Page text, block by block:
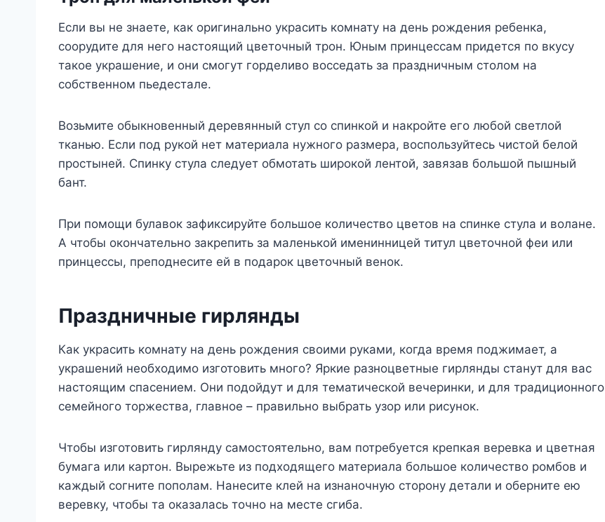
Если вы не знаете, как оригинально украсить комнату на день рождения ребенка,
соорудите для него настоящий цветочный трон. Юным принцессам придется по вкусу
такое украшение, и они смогут горделиво восседать за праздничным столом на
собственном пьедестале.
Возьмите обыкновенный деревянный стул со спинкой и накройте его любой светлой
тканью. Если под рукой нет материала нужного размера, воспользуйтесь чистой белой
простыней. Спинку стула следует обмотать широкой лентой, завязав большой пышный
бант.
При помощи булавок зафиксируйте большое количество цветов на спинке стула и волане.
А чтобы окончательно закрепить за маленькой именинницей титул цветочной феи или
принцессы, преподнесите ей в подарок цветочный венок.
Праздничные гирлянды
Как украсить комнату на день рождения своими руками, когда время поджимает, а
украшений необходимо изготовить много? Яркие разноцветные гирлянды станут для вас
настоящим спасением. Они подойдут и для тематической вечеринки, и для традиционного
семейного торжества, главное – правильно выбрать узор или рисунок.
Чтобы изготовить гирлянду самостоятельно, вам потребуется крепкая веревка и цветная
бумага или картон. Вырежьте из подходящего материала большое количество ромбов и
каждый согните пополам. Нанесите клей на изнаночную сторону детали и оберните ею
веревку, чтобы та оказалась точно на месте сгиба.